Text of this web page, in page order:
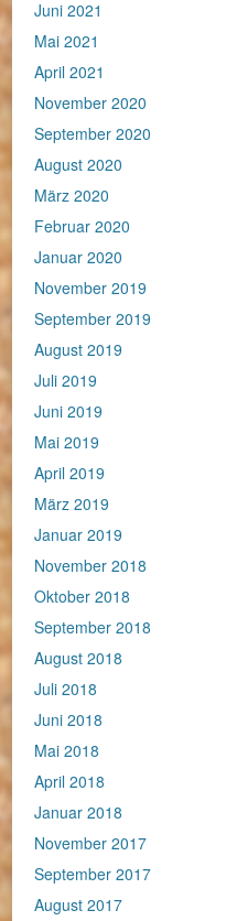
Juni 2021
Mai 2021
April 2021
November 2020
September 2020
August 2020
März 2020
Februar 2020
Januar 2020
November 2019
September 2019
August 2019
Juli 2019
Juni 2019
Mai 2019
April 2019
März 2019
Januar 2019
November 2018
Oktober 2018
September 2018
August 2018
Juli 2018
Juni 2018
Mai 2018
April 2018
Januar 2018
November 2017
September 2017
August 2017